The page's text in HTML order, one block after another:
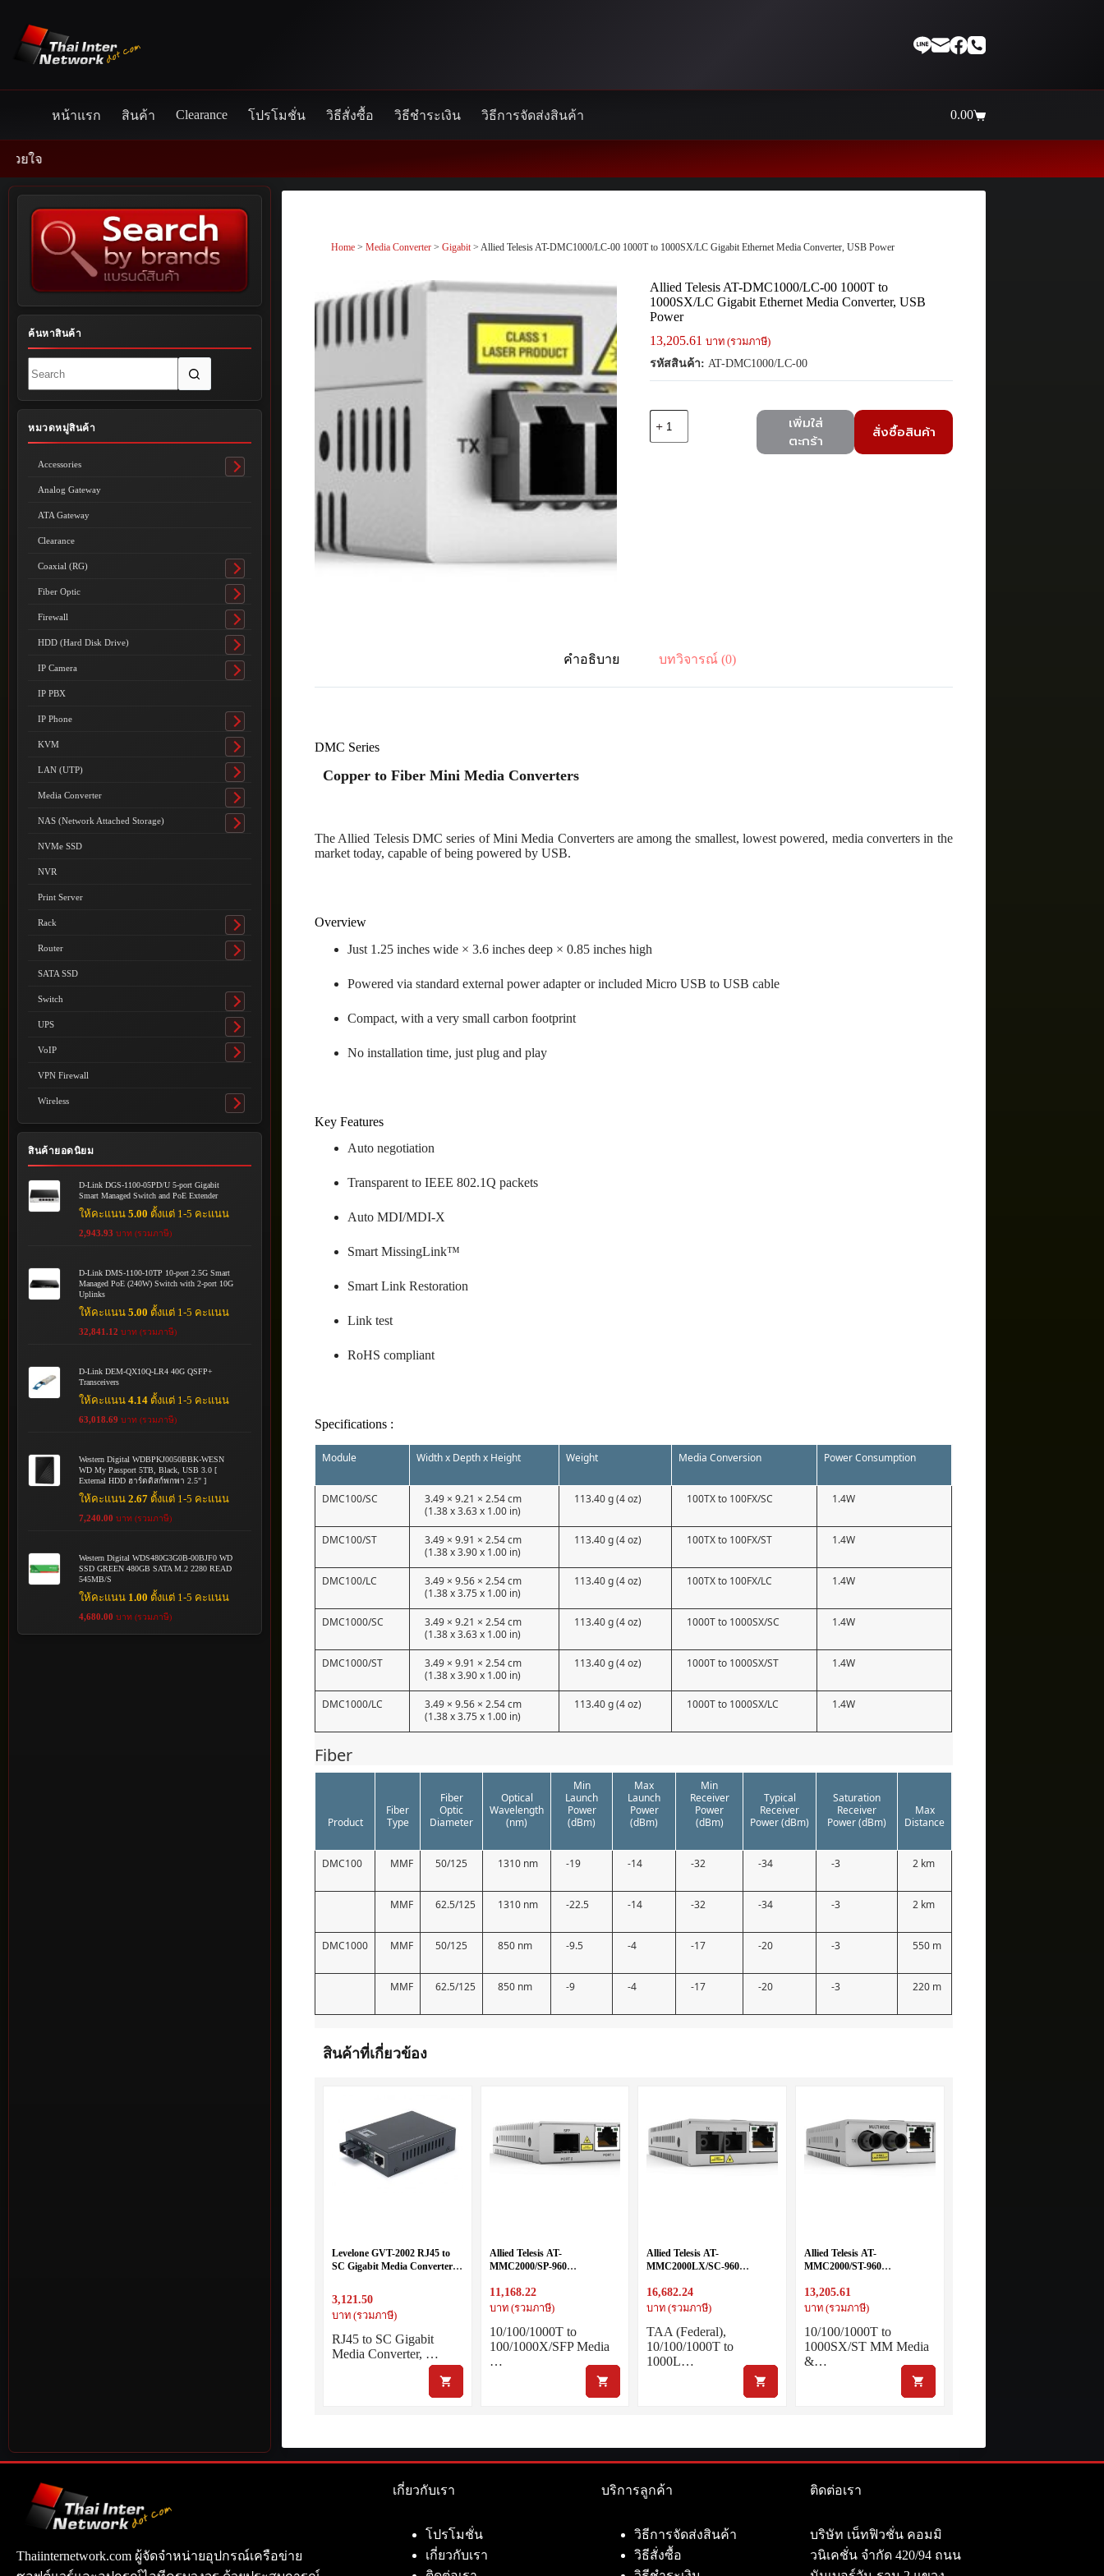
content
หน้าแรก สินค้า Clearance โปรโมชั่น วิธีสั่งซื้อ วิธีชำระเงิน วิธีการจัดส่งสินค้า
Shopping
0.00
Home >Media Converter >Gigabit> Allied Telesis AT-DMC1000/LC-00 1000T to 1000SX/LC Gigabit Ethernet Media Converter, USB Power
Allied Telesis AT-DMC1000/LC-00 1000T to
1000SX/LC Gigabit Ethernet Media Converter, USB
Power
13,205.61 บาท (รวมภาษี)
รหัสสินค้า: AT-DMC1000/LC-00
เพิ่มใส่
ตะกร้า
สั่งซื้อสินค้า
คำอธิบาย บทวิจารณ์ (0)
DMC Series
Copper to Fiber Mini Media Converters
The Allied Telesis DMC series of Mini Media Converters are among the smallest, lowest powered, media converters in the
market today, capable of being powered by USB.
Overview
Just 1.25 inches wide × 3.6 inches deep × 0.85 inches high
Powered via standard external power adapter or included Micro USB to USB cable
Compact, with a very small carbon footprint
No installation time, just plug and play
Key Features
Auto negotiation
Transparent to IEEE 802.1Q packets
Auto MDI/MDI-X
Smart MissingLink™
Smart Link Restoration
Link test
RoHS compliant
Specifications :
Module Width x Depth x Height Weight Media Conversion Power Consumption
DMC100/SC
3.49 × 9.21 × 2.54 cm
(1.38 x 3.63 x 1.00 in)
113.40 g (4 oz) 100TX to 100FX/SC 1.4W
DMC100/ST
3.49 × 9.91 × 2.54 cm
(1.38 x 3.90 x 1.00 in)
113.40 g (4 oz) 100TX to 100FX/ST 1.4W
DMC100/LC
3.49 × 9.56 × 2.54 cm
(1.38 x 3.75 x 1.00 in)
113.40 g (4 oz) 100TX to 100FX/LC 1.4W
DMC1000/SC
3.49 × 9.21 × 2.54 cm
(1.38 x 3.63 x 1.00 in)
113.40 g (4 oz) 1000T to 1000SX/SC 1.4W
DMC1000/ST
3.49 × 9.91 × 2.54 cm
(1.38 x 3.90 x 1.00 in)
113.40 g (4 oz) 1000T to 1000SX/ST 1.4W
DMC1000/LC
3.49 × 9.56 × 2.54 cm
(1.38 x 3.75 x 1.00 in)
113.40 g (4 oz) 1000T to 1000SX/LC 1.4W
Fiber
Product
Fiber
Type
Fiber
Optic
Diameter
Optical
Wavelength
(nm)
Min
Launch
Power
(dBm)
Max
Launch
Power
(dBm)
Min
Receiver
Power
(dBm)
Typical
Receiver
Power (dBm)
Saturation
Receiver
Power (dBm)
Max
Distance
DMC100 MMF 50/125 1310 nm -19 -14 -32 -34 -3 2 km
MMF 62.5/125 1310 nm -22.5 -14 -32 -34 -3 2 km
DMC1000 MMF 50/125 850 nm -9.5 -4 -17 -20 -3 550 m
MMF 62.5/125 850 nm -9 -4 -17 -20 -3 220 m
สินค้าที่เกี่ยวข้อง
Levelone GVT-2002 RJ45 to
SC Gigabit Media Converter,
3,121.50
บาท (รวมภาษี)
RJ45 to SC Gigabit
Media Converter, …
Allied Telesis AT-
MMC2000/SP-960
SFP mini media and rate
converter
11,168.22
บาท (รวมภาษี)
10/100/1000T to
100/1000X/SFP Media
…
Allied Telesis AT-
MMC2000LX/SC-960
Single Mode Mini Media and
Rate Converter
16,682.24
บาท (รวมภาษี)
TAA (Federal),
10/100/1000T to
1000L…
Allied Telesis AT-
MMC2000/ST-960
Multi Mode Mini Media and
Rate Converter
13,205.61
บาท (รวมภาษี)
10/100/1000T to
1000SX/ST MM Media
&…
ค้นหาสินค้า
results
หมวดหมู่สินค้า
Accessories
Toggle
Analog Gateway
ATA Gateway
Clearance
Coaxial (RG)
Toggle
submenu
Fiber Optic
Toggle
submenu
Firewall
Toggle
submenu
HDD (Hard Disk Drive)
Toggle
submenu
IP Camera
Toggle
IP PBX
IP Phone
Toggle
submenu
KVM
Toggle
submenu
LAN (UTP)
Toggle
submenu
Media Converter
Toggle
submenu
NAS (Network Attached Storage)
Toggle
NVMe SSD
NVR
Print Server
Rack
Toggle
submenu
Router
Toggle
SATA SSD
Switch
Toggle
submenu
UPS
Toggle
submenu
VoIP
Toggle
VPN Firewall
Wireless
Toggle
submenu
สินค้ายอดนิยม
D-Link DGS-1100-05PD/U 5-port Gigabit
Smart Managed Switch and PoE Extender
ให้คะแนน5.00 ตั้งแต่ 1-5 คะแนน
2,943.93 บาท (รวมภาษี)
D-Link DMS-1100-10TP 10-port 2.5G Smart
Managed PoE (240W) Switch with 2-port 10G
Uplinks
ให้คะแนน5.00 ตั้งแต่ 1-5 คะแนน
32,841.12 บาท (รวมภาษี)
D-Link DEM-QX10Q-LR4 40G QSFP+
Transceivers
ให้คะแนน4.14 ตั้งแต่ 1-5 คะแนน
63,018.69 บาท (รวมภาษี)
Western Digital WDBPKJ0050BBK-WESN
WD My Passport 5TB, Black, USB 3.0 [
External HDD ฮาร์ดดิสก์พกพา 2.5" ]
ให้คะแนน2.67 ตั้งแต่ 1-5 คะแนน
7,240.00 บาท (รวมภาษี)
Western Digital WDS480G3G0B-00BJF0 WD
SSD GREEN 480GB SATA M.2 2280 READ
545MB/S
ให้คะแนน 1.00 ตั้งแต่ 1-5 คะแนน
4,680.00 บาท (รวมภาษี)
Thaiinternetwork.com ผู้จัดจำหน่ายอุปกรณ์เครือข่าย
เกี่ยวกับเรา
โปรโมชั่น
เกี่ยวกับเรา
บริการลูกค้า
วิธีการจัดส่งสินค้า
วิธีสั่งซื้อ
ติดต่อเรา
บริษัท เน็ทฟิวชั่น คอมมิ
วนิเคชั่น จำกัด 420/94 ถนน